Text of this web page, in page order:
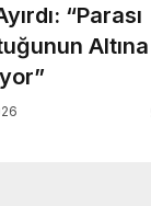
“Parası
Altına